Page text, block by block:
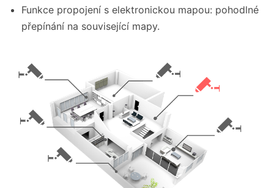
Funkce propojení s elektronickou mapou: pohodlné
přepínání na související mapy.